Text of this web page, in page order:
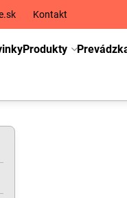
Kontakt
Produkty